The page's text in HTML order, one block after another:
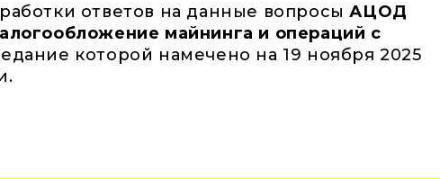
ответов на данные вопросыАЦОД
майнинга и операций с
которой намечено на 19 ноября 2025